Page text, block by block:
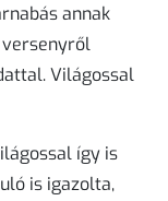
annak
Világossal
így is
is igazolta,